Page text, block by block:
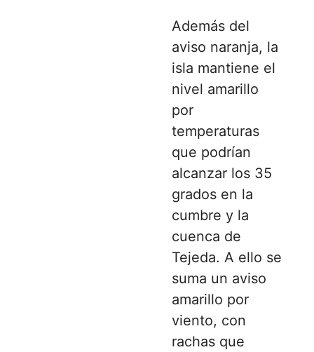
Además del
aviso naranja, la
isla mantiene el
nivel amarillo
por
temperaturas
que podrían
alcanzar los 35
grados en la
cumbre y la
cuenca de
Tejeda. A ello se
suma un aviso
amarillo por
viento, con
rachas que